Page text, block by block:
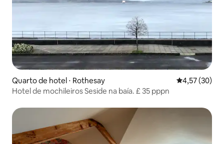
Quarto de hotel ⋅ Rothesay 4,57 de uma
4,57 (30)
Hotel de mochileiros Seside na baía. £ 35 pppn